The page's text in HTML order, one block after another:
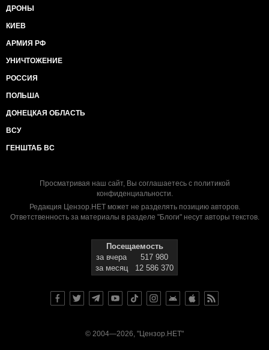
ДРОНЫ
КИЕВ
АРМИЯ РФ
УНИЧТОЖЕНИЕ
РОССИЯ
ПОЛЬША
ДОНЕЦКАЯ ОБЛАСТЬ
ВСУ
ГЕНШТАБ ВС
Просматривая наш сайт, Вы соглашаетесь с политикой
конфиденциальности.
Редакция Цензор.НЕТ может не разделять позицию авторов.
Ответственность за материалы в разделе "Блоги" несут авторы текстов.
Посещаемость
за вчера
517 980
за месяц
12 586 370
© 2004—2026, "Цензор.НЕТ"